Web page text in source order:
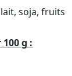
soja, fruits
g :